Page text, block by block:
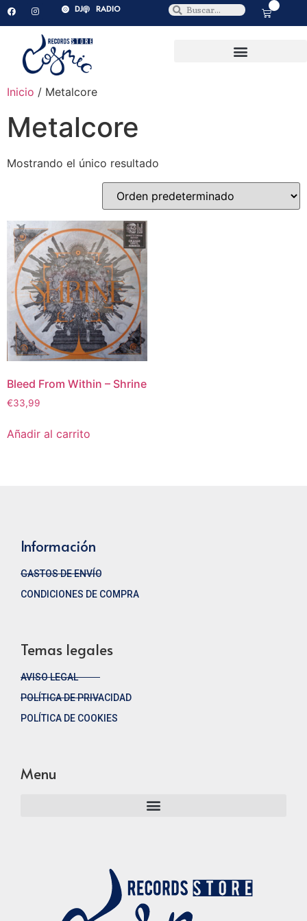
DJ RADIO
Inicio / Metalcore
Metalcore
Mostrando el único resultado
Bleed From Within ‎– Shrine
€33,99
Añadir al carrito
Información
GASTOS DE ENVÍO
CONDICIONES DE COMPRA
Temas legales
AVISO LEGAL
POLÍTICA DE PRIVACIDAD
POLÍTICA DE COOKIES
Menu